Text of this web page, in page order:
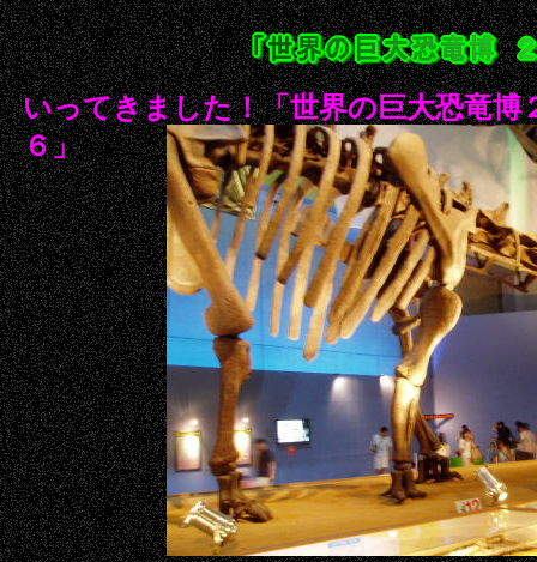
いってきました！「世界の巨大恐竜博
６」